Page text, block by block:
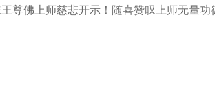
尊佛上师慈悲开示！随喜赞叹上师无量功